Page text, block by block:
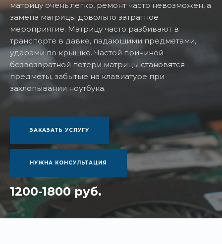
матрицу очень легко, ремонт часто невозможен, а
замена матрицы довольно затратное
мероприятие. Матрицу часто разбивают в
транспорте в давке, падающими предметами,
ударами по крышке. Частой причиной
безвозвратной потери матрицы становятся
предметы, забытые на клавиатуре при
захлопывании ноутбука.
ЗАКАЗАТЬ УСЛУГУ
НУЖНА КОНСУЛЬТАЦИЯ
1200-1800 руб.